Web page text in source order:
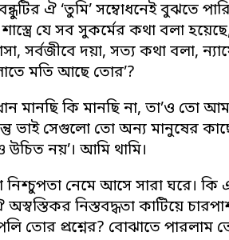
বন্ধুটির ঐ ‘তুমি’ সম্বোধনেই বুঝতে
যে সব সুকর্মের কথা বলা
সর্বজীবে দয়া, সত্য কথা বলা,
মতি আছে তোর’?
মানছি কি মানছি না, তা’ও তো
ভাই সেগুলো তো অন্য মানুষের
নয়’। আমি থামি।
নেমে আসে সারা ঘরে। কি
নিস্তবদ্ধতা কাটিয়ে
তোর প্রশ্নের? বোঝাতে পারলাম